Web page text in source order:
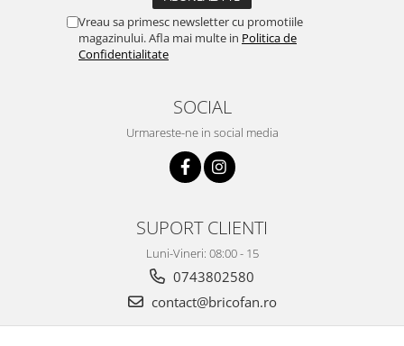
Accesorii aragaze & butelii
Iluminat & electrice
Prelungitoare & cabluri electrice
Vreau sa primesc newsletter cu promotiile
magazinului. Afla mai multe in Politica de
Confidentialitate
SOCIAL
Urmareste-ne in social media
SUPORT CLIENTI
Luni-Vineri: 08:00 - 15
0743802580
contact@bricofan.ro